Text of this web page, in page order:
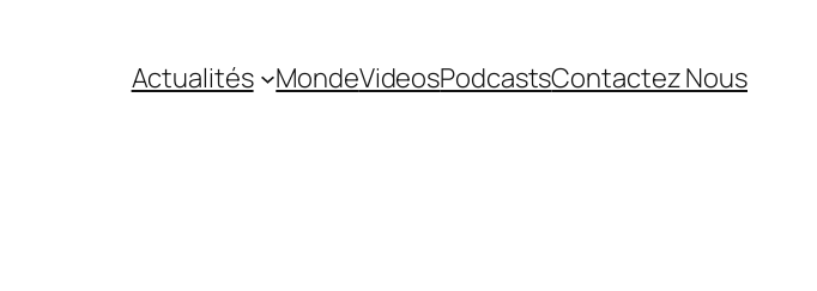
Actualités MondeVideosPodcastsContactez Nous